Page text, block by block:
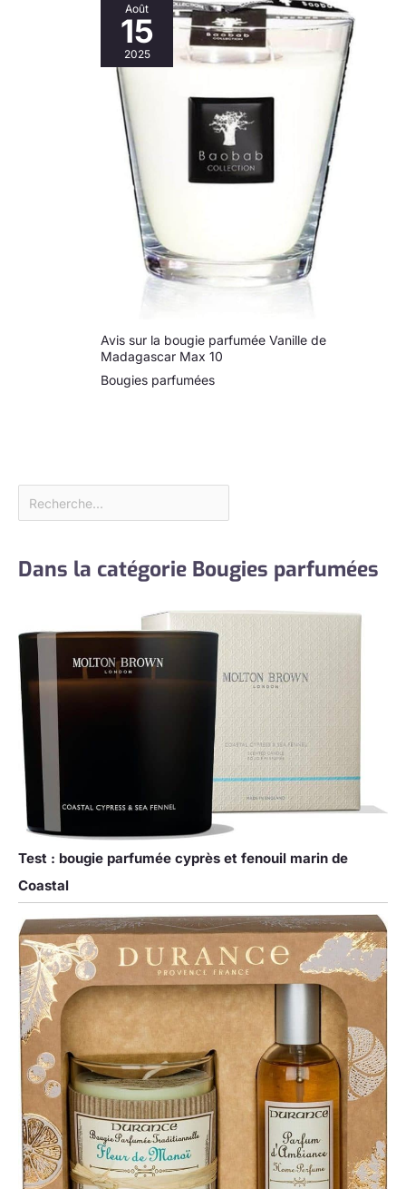
Août
15
2025
Avis sur la bougie parfumée Vanille de
Madagascar Max 10
Bougies parfumées
Dans la catégorie Bougies parfumées
Test : bougie parfumée cyprès et fenouil marin de
Coastal